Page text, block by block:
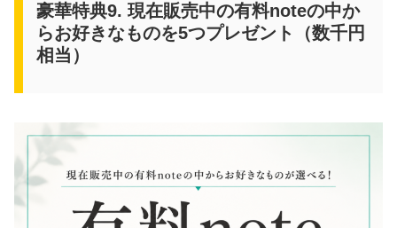
豪華特典9. 現在販売中の有料noteの中か
らお好きなものを5つプレゼント（数千円
相当）